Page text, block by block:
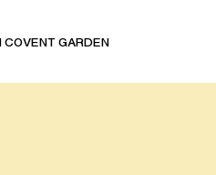
COVENT GARDEN